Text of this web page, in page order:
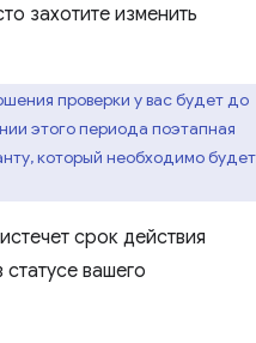
захотите изменить
проверки у вас будет до
этого периода поэтапная
который необходимо будет
срок действия
вашего